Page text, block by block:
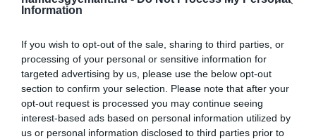
Information
If you wish to opt-out of the sale, sharing to third parties, or
processing of your personal or sensitive information for
targeted advertising by us, please use the below opt-out
section to confirm your selection. Please note that after your
opt-out request is processed you may continue seeing
interest-based ads based on personal information utilized by
us or personal information disclosed to third parties prior to
dániai megalodonleletet, amely most újra
egyik legfélelmetesebb tengeri ragadozó
méretéhez. A fosszília alapján a kutatók
szerint az őscápa akár 24,3 méteresre is
megnőhetett, ami hozzávetőleg egy
nyolcemeletes lakóház…
cápaszörnye akkora volt, mint
HAMU ÉS GYÉMÁNT